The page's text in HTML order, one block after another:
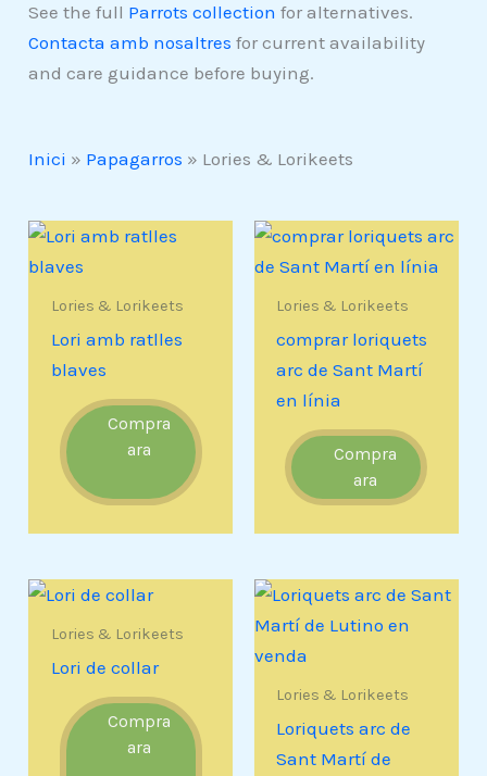
See the full Parrots collection for alternatives.
Contacta amb nosaltres for current availability
and care guidance before buying.
Inici » Papagarros » Lories & Lorikeets
Lories & Lorikeets
Lori amb ratlles
blaves
Compra
ara
Lories & Lorikeets
comprar loriquets
arc de Sant Martí
en línia
Compra
ara
Lories & Lorikeets
Lori de collar
Compra
ara
Lories & Lorikeets
Loriquets arc de
Sant Martí de